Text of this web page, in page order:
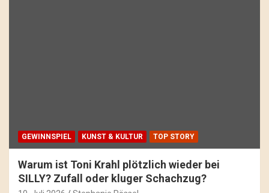
GEWINNSPIEL KUNST & KULTUR TOP STORY
Warum ist Toni Krahl plötzlich wieder bei
SILLY? Zufall oder kluger Schachzug?